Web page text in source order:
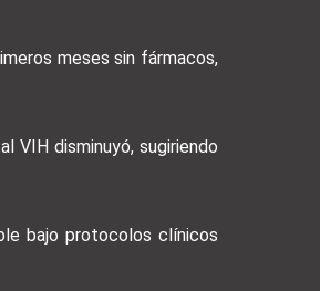
meses sin fármacos,
VIH disminuyó, sugiriendo
bajo protocolos clínicos